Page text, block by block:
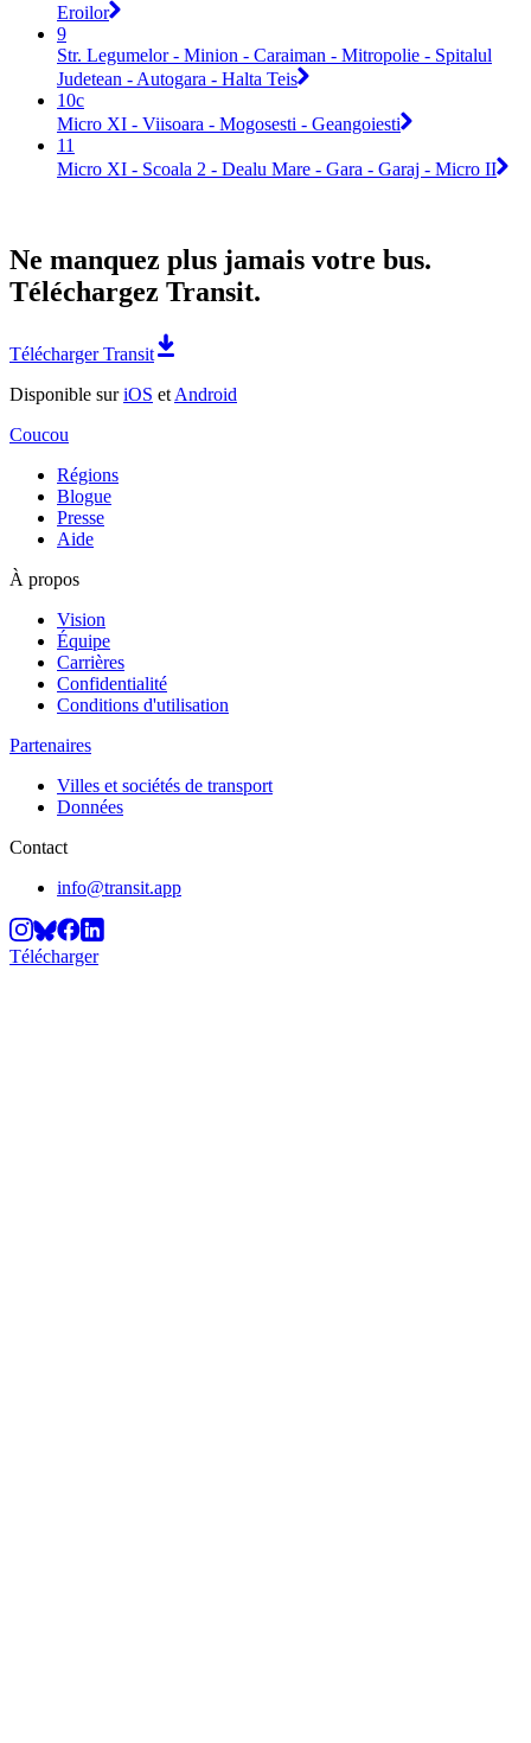
Eroilor
9
Str. Legumelor - Minion - Caraiman - Mitropolie - Spitalul
Judetean - Autogara - Halta Teis
10c
Micro XI - Viisoara - Mogosesti - Geangoiesti
11
Micro XI - Scoala 2 - Dealu Mare - Gara - Garaj - Micro II
Ne manquez plus jamais votre bus.
Téléchargez Transit.
Télécharger Transit
Disponible suriOS et Android
Coucou
Régions
Blogue
Presse
Aide
À propos
Vision
Équipe
Carrières
Confidentialité
Conditions d'utilisation
Partenaires
Villes et sociétés de transport
Données
Contact
info@transit.app
Télécharger